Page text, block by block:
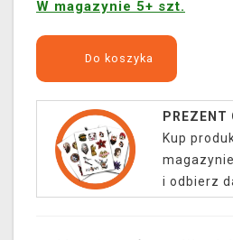
W magazynie 5+ szt.
Do koszyka
PREZENT
Kup
i odbierz